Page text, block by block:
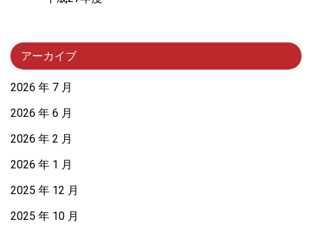
アーカイブ
2026 年 7 月
2026 年 6 月
2026 年 2 月
2026 年 1 月
2025 年 12 月
2025 年 10 月